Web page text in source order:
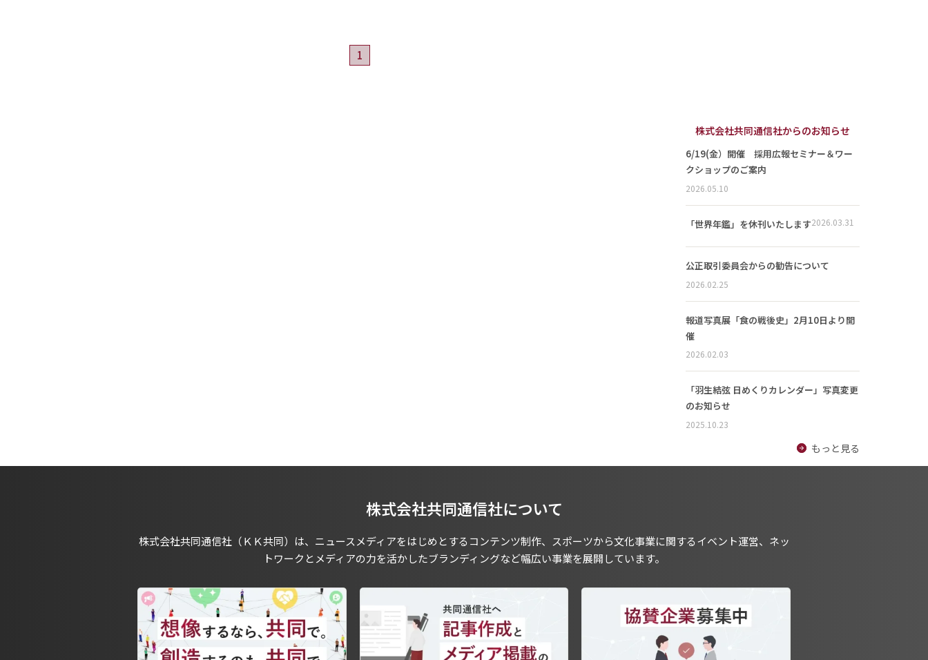
1
株式会社共同通信社からのお知らせ
6/19(金）開催 採用広報セミナー＆ワー
クショップのご案内
2026.05.10
「世界年鑑」を休刊いたします2026.03.31
公正取引委員会からの勧告について
2026.02.25
報道写真展「食の戦後史」2月10日より開
催
2026.02.03
「羽生結弦 日めくりカレンダー」写真変更
のお知らせ
2025.10.23
もっと見る
株式会社共同通信社について
株式会社共同通信社（ＫＫ共同）は、ニュースメディアをはじめとするコンテンツ制作、スポーツから文化事業に関するイベント運営、ネッ
トワークとメディアの力を活かしたブランディングなど幅広い事業を展開しています。